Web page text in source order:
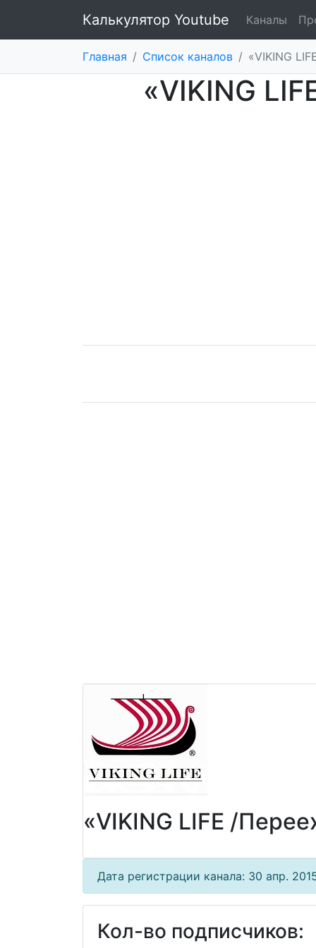
Калькулятор Youtube Каналы
Главная / Список каналов / «VIKING
«VIKING
«VIKING LIFE /
Дата регистрации канала: 30 апр.
Кол-во подписчиков: